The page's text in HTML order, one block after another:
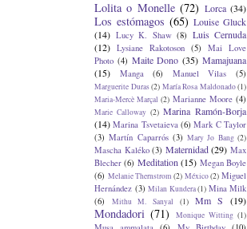
Lolita o Monelle (72) Lorca (34)
Los estómagos (65) Louise Gluck
(14) Lucy K. Shaw (8) Luis Cernuda
(12) Lysiane Rakotoson (5)
Mai Love
Photo (4) Maite Dono (35) Mamajuana
(15)
Manga (6) Manuel Vilas (5)
Marguerite Duras(2) María Rosa Maldonado(1)
Maria-Mercè Marçal (2) Marianne Moore (4)
Marie Calloway (2) Marina Ramón-Borja
(14) Marina Tsvetaieva (6) Mark C Taylor
(3) Martín Caparrós (3) Mary Jo Bang (2)
Mascha Kaléko (3) Maternidad (29) Max
Blecher (6) Meditation (15) Megan Boyle
(6) Melanie Thernstrom (2) México (2) Miguel
Hernández (3) Milan Kundera(1) Mina Milk
(6)
Mithu M. Sanyal (1) Mm S (19)
Mondadori (71) Monique Witting (1)